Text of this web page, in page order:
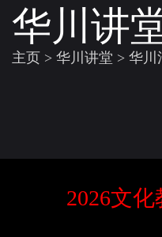
华川讲
主页 > 华川讲堂 > 华川
2026文